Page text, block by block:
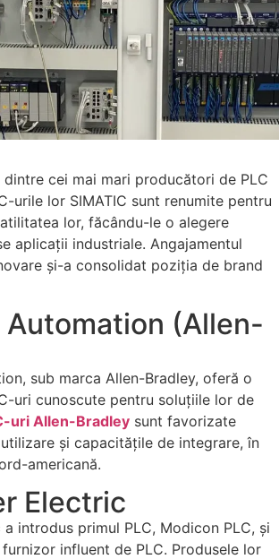
dintre cei mai mari producători de PLC
urile lor SIMATIC sunt renumite pentru
lor, făcându-le o alegere
aplicații industriale. Angajamentul
și-a consolidat poziția de brand
Automation (Allen-
sub marca Allen-Bradley, oferă o
uri cunoscute pentru soluțiile lor de
uri Allen-Bradley sunt favorizate
și capacitățile de integrare, în
americană.
Electric
introdus primul PLC, Modicon PLC, și
influent de PLC. Produsele lor